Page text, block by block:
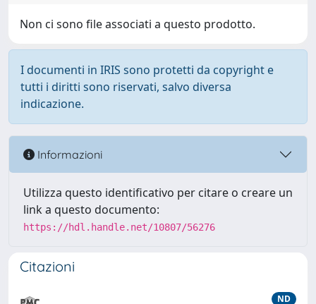
Non ci sono file associati a questo prodotto.
I documenti in IRIS sono protetti da copyright e
tutti i diritti sono riservati, salvo diversa
indicazione.
Informazioni
Utilizza questo identificativo per citare o creare un
link a questo documento:
https://hdl.handle.net/10807/56276
Citazioni
ND